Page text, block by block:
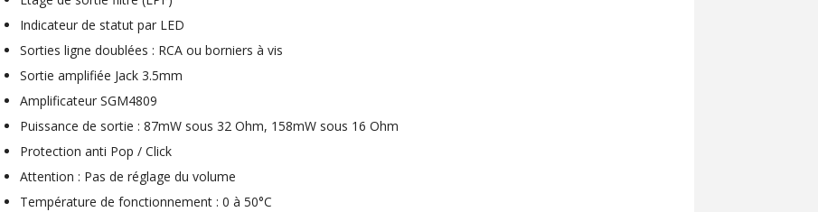
DAN CLARK AUDIO AEON 2
CLOSED NOIRE Casque...
919,00 €
EVERSOLO DMP-A6 MASTER
EDITION GEN 2 Lecteur...
1 290,00 €
LUXSIN X9 DAC Amplificateur
Casque AK4191 +...
Indicateur de statut par LED
Sorties ligne doublées : RCA ou borniers à vis
Sortie amplifiée Jack 3.5mm
Amplificateur SGM4809
Puissance de sortie : 87mW sous 32 Ohm, 158mW sous 16 Ohm
Protection anti Pop / Click
Attention : Pas de réglage du volume
Température de fonctionnement : 0 à 50°C